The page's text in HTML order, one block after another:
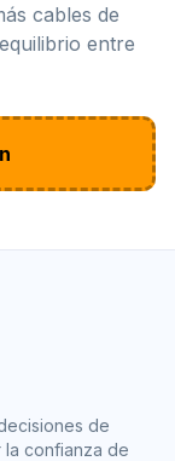
cables de
entre
de
la confianza de